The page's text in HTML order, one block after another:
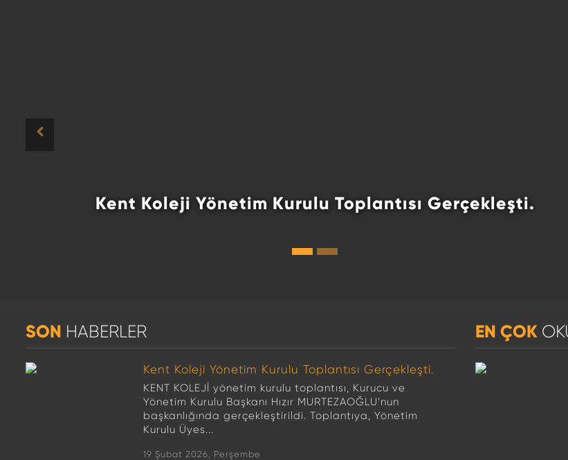
Bursluluk Sınavımız Yoğun Katılım ile
SON HABERLER
Kent Koleji Yönetim Kurulu Toplantısı Gerçekleşti.
KENT KOLEJİ yönetim kurulu toplantısı, Kurucu ve
Yönetim Kurulu Başkanı Hızır MURTEZAOĞLU’nun
başkanlığında gerçekleştirildi. Toplantıya, Yönetim
Kurulu Üyes...
19 Şubat 2026, Perşembe
EN ÇOK